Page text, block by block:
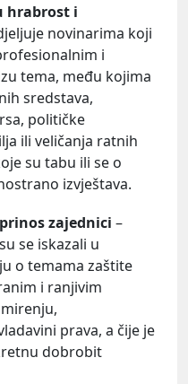
hrabrost i
novinarima koji
i
tema, među kojima
sredstava,
političke
ili veličanja ratnih
su tabu ili se o
izvještava.
zajednici –
se iskazali u
o temama zaštite
i ranjivim
prava, a čije je
dobrobit